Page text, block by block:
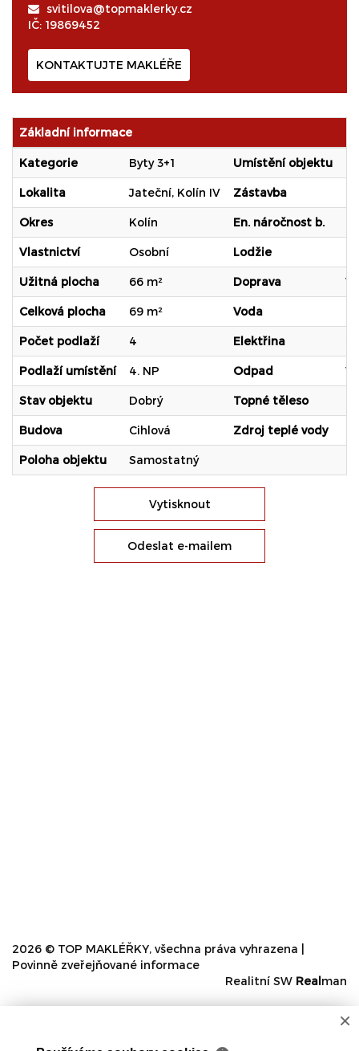
svitilova@topmaklerky.cz
IČ: 19869452
KONTAKTUJTE MAKLÉŘE
Základní informace
Kategorie Byty 3+1 Umístění objektu
Lokalita Jateční, Kolín IV Zástavba
Okres Kolín En. náročnost b.
Vlastnictví Osobní Lodžie
Užitná plocha 66 m² Doprava
Celková plocha 69 m² Voda
Počet podlaží 4 Elektřina
Podlaží umístění 4. NP Odpad
Stav objektu Dobrý Topné těleso
Budova Cihlová Zdroj teplé vody
Poloha objektu Samostatný
Vytisknout
Odeslat e-mailem
2026 © TOP MAKLÉŘKY, všechna práva vyhrazena |
Povinně zveřejňované informace
Realitní SW Realman
×